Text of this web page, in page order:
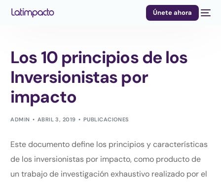
Únete ahora
Los 10 principios de los
Inversionistas por
impacto
ADMIN ABRIL 3, 2019 PUBLICACIONES
Este documento define los principios y características
de los inversionistas por impacto, como producto de
un trabajo de investigación exhaustivo realizado por el